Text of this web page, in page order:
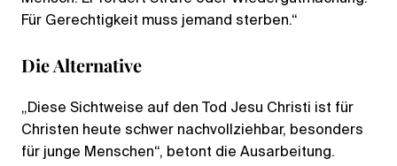
Für Gerechtigkeit muss jemand sterben.“
Die Alternative
„Diese Sichtweise auf den Tod Jesu Christi ist für
Christen heute schwer nachvollziehbar, besonders
für junge Menschen“, betont die Ausarbeitung.